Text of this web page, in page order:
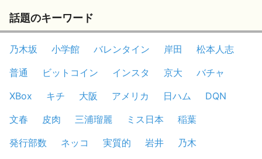
話題のキーワード
乃木坂 小学館 バレンタイン 岸田
松本人志
普通
ビットコイン インスタ 京大
バチャ
XBox
キチ 大阪 アメリカ 日ハム
DQN
文春
皮肉 三浦瑠麗 ミス日本
稲葉
発行部数
ネッコ 実質的 岩井
乃木